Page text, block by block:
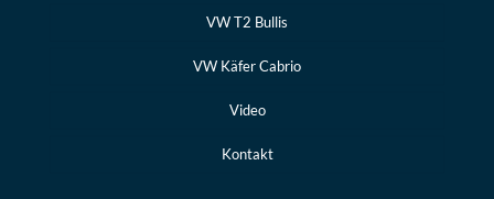
VW T2 Bullis
VW Käfer Cabrio
Video
Kontakt